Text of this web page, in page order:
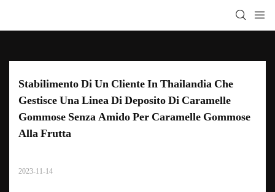
Stabilimento Di Un Cliente In Thailandia Che
Gestisce Una Linea Di Deposito Di Caramelle
Gommose Senza Amido Per Caramelle Gommose
Alla Frutta
2023-11-14